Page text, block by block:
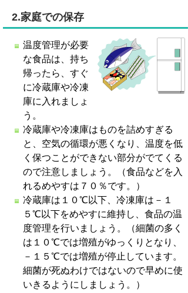
2.家庭での保存
温度管理が必要
な食品は、持ち
帰ったら、すぐ
に冷蔵庫や冷凍
庫に入れましょ
う。
冷蔵庫や冷凍庫はものを詰めすぎる
と、空気の循環が悪くなり、温度を低
く保つことができない部分がでてくる
ので注意しましょう。（食品などを入
れるめやすは７０％です。）
冷蔵庫は１０℃以下、冷凍庫は－１
５℃以下をめやすに維持し、食品の温
度管理を行いましょう。（細菌の多く
は１０℃では増殖がゆっくりとなり、
－１５℃では増殖が停止しています。
細菌が死ぬわけではないので早めに使
いきるようにしましょう。）